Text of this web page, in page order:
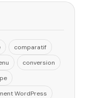
comparatif
conversion
WordPress